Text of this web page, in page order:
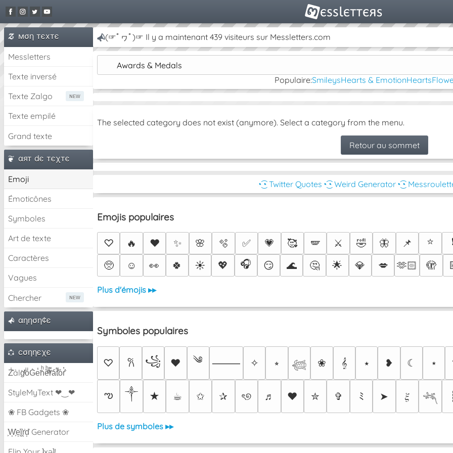
мση тєxтє
Messletters
Texte inversé
Texte Zalgo
Texte empilé
Grand texte
αят dє тєχтє
Emoji
Émoticônes
Symboles
Art de texte
Caractères
Vagues
Chercher
αηηση¢є
cσηηєχє
Z̾̽ảlg̀͐ͭ̽oͧG̀e̒̃nͪȅͪͫ̏̐r͌̑á͑t͌̑͛o̊r̓̐
StyleMyText ❤‿❤
❀ FB Gadgets ❀
͕͗W͕͕͗͗e͕͕͗͗i͕͕͗͗r͕͗d͕͗ Generator
(☞ﾟヮﾟ)☞ Il y a maintenant 439 visiteurs sur Messletters.com
Awards & Medals
Populaire:SmileysHearts & EmotionHearts
The selected category does not exist (anymore). Select a category from the menu.
Retour au sommet
◔͜͡◔ Twitter Quotes ◔͜͡◔ Weird Generator ◔͜͡◔
Emojis populaires
♡ 🔥 ❤️ ✨ 🌸 🫧 ✅ 💗 🥰 🪽 ⚔️ 🤣 🦋 📌 ⭐
🥺
☺️ 👀 🍀 ☀️ 💖 🎧 😏 🌊 🤔 🌟 💎 💋 🫶🏻 🫣
Plus d'émojis ▸▸
Symboles populaires
♡ 𐙚 ꧁ ♥ ༄ ⸻ ✧ ⭒ 𓆉 ❀ 𝄞 ⭑ ❥ ☾ ⋆
ఌ ༒︎ ★ ☕︎ ✩ ✰ ৎ୭ ♬ ❤ ✮ ✞ ﾐ ➤ 𝜉 𓆈 ┊
Plus de symboles ▸▸